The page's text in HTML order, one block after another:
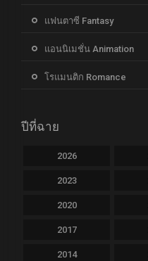
แฟนตาซี Fantasy
แอนนิเมชั่น Animation
โรแมนติก Romance
ปีที่ฉาย
2026
2023
2020
2017
2014